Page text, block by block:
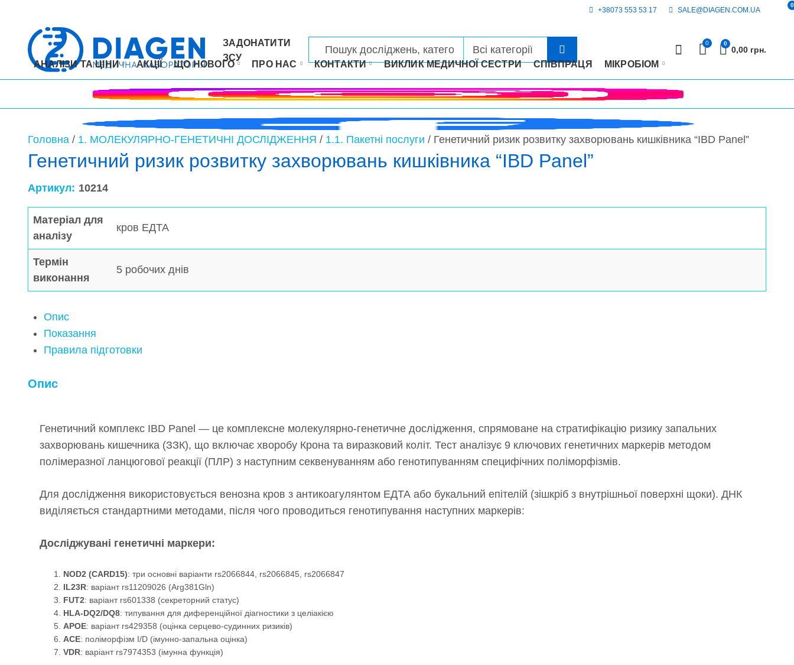
+38073 553 53 17 SALE@DIAGEN.COM.UA
ЗАДОНАТИТИ
ЗСУ
0 0
0,00 грн.
АНАЛІЗИ ТА ЦІНИ АКЦІЇ ЩО НОВОГО ПРО НАС КОНТАКТИ ВИКЛИК МЕДИЧНОЇ СЕСТРИ СПІВПРАЦЯ МІКРОБІОМ
Головна / 1. МОЛЕКУЛЯРНО-ГЕНЕТИЧНІ ДОСЛІДЖЕННЯ / 1.1. Пакетні послуги / Генетичний ризик розвитку захворювань кишківника “IBD Panel”
Генетичний ризик розвитку захворювань кишківника “IBD Panel”
Артикул: 10214
Матеріал для
аналізу
кров ЕДТА
Термін
виконання
5 робочих днів
Опис
Показання
Правила підготовки
Опис
Генетичний комплекс IBD Panel — це комплексне молекулярно-генетичне дослідження, спрямоване на стратифікацію ризику запальних
захворювань кишечника (ЗЗК), що включає хворобу Крона та виразковий коліт. Тест аналізує 9 ключових генетичних маркерів методом
полімеразної ланцюгової реакції (ПЛР) з наступним секвенуванням або генотипуванням специфічних поліморфізмів.
Для дослідження використовується венозна кров з антикоагулянтом ЕДТА або букальний епітелій (зішкріб з внутрішньої поверхні щоки). ДНК
виділяється стандартними методами, після чого проводиться генотипування наступних маркерів:
Досліджувані генетичні маркери:
NOD2 (CARD15): три основні варіанти rs2066844, rs2066845, rs2066847
IL23R: варіант rs11209026 (Arg381Gln)
FUT2: варіант rs601338 (секреторний статус)
HLA-DQ2/DQ8: типування для диференційної діагностики з целіакією
APOE: варіант rs429358 (оцінка серцево-судинних ризиків)
ACE: поліморфізм I/D (імунно-запальна оцінка)
VDR: варіант rs7974353 (імунна функція)
0